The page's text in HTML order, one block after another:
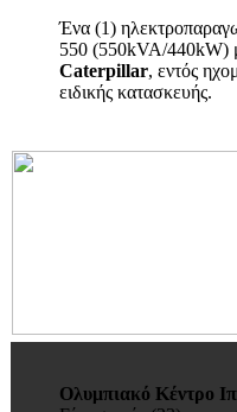
Ένα (1) ηλεκτροπα
550 (550kVA/440kW)
Caterpillar, εντός
ειδικής κατασκευής.
Ολυμπιακό Κέντρο